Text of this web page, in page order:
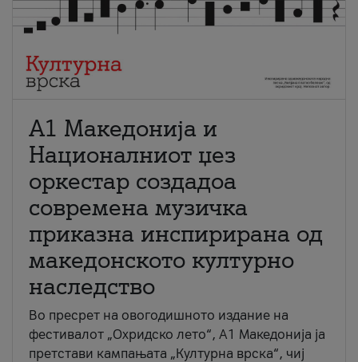
А1 Македонија и
Националниот џез
оркестар создадоа
современа музичка
приказна инспирирана од
македонското културно
наследство
Во пресрет на овогодишното издание на
фестивалот „Охридско лето“, А1 Македонија ја
претстави кампањата „Културна врска“, чиј